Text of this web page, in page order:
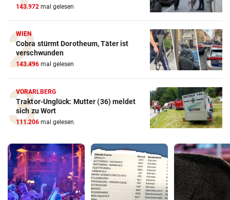
143.972 mal gelesen
WIEN
Cobra stürmt Dorotheum, Täter ist
verschwunden
143.496 mal gelesen
VORARLBERG
Traktor-Unglück: Mutter (36) meldet
sich zu Wort
111.206 mal gelesen